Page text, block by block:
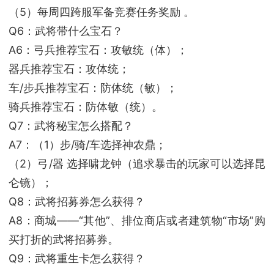
（5）每周四跨服军备竞赛任务奖励 。
Q6：武将带什么宝石？
A6：弓兵推荐宝石：攻敏统（体）；
器兵推荐宝石：攻体统；
车/步兵推荐宝石：防体统（敏）；
骑兵推荐宝石：防体敏（统）。
Q7：武将秘宝怎么搭配？
A7：（1）步/骑/车选择神农鼎；
（2）弓/器 选择啸龙钟（追求暴击的玩家可以选择昆
仑镜）；
Q8：武将招募券怎么获得？
A8：商城——“其他”、排位商店或者建筑物“市场”购
买打折的武将招募券。
Q9：武将重生卡怎么获得？